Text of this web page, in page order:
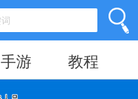
手游 教程